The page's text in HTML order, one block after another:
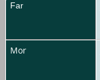
Far
Mor